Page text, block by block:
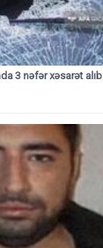
3 nəfər xəsarət alıb